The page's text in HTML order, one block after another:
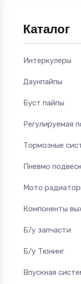
Каталог
Интеркулеры
Даунпайпы
Буст пайпы
Регулируемая
Тормозные
Пневмо
Мото
Компоненты
Б/у запчасти
Б/у Тюнинг
Впускная